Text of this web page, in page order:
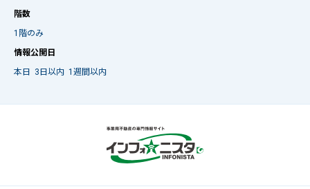
階数
1階のみ
情報公開日
本日 3日以内 1週間以内